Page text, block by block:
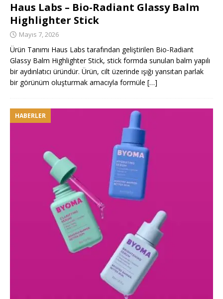
Haus Labs – Bio-Radiant Glassy Balm
Highlighter Stick
Mayıs 7, 2026
Ürün Tanımı Haus Labs tarafından geliştirilen Bio-Radiant
Glassy Balm Highlighter Stick, stick formda sunulan balm yapılı
bir aydınlatıcı üründür. Ürün, cilt üzerinde ışığı yansıtan parlak
bir görünüm oluşturmak amacıyla formüle […]
HABERLER